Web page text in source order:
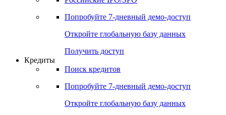
Попробуйте 7-дневный демо-доступ
Откройте глобальную базу данных
Получить доступ
Кредиты
Поиск кредитов
Попробуйте 7-дневный демо-доступ
Откройте глобальную базу данных